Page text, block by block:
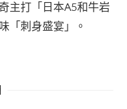
主打「日本A5和牛岩
「刺身盛宴」。